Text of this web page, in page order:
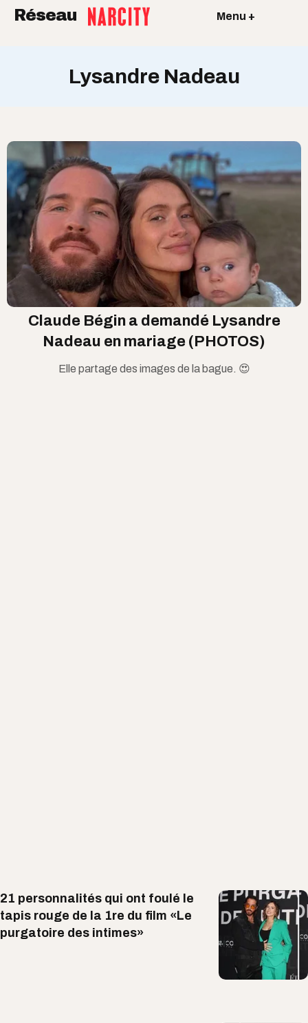
Réseau Menu +
Lysandre Nadeau
Claude Bégin a demandé Lysandre
Nadeau en mariage (PHOTOS)
Elle partage des images de la bague. 😍
21 personnalités qui ont foulé le
tapis rouge de la 1re du film «Le
purgatoire des intimes»